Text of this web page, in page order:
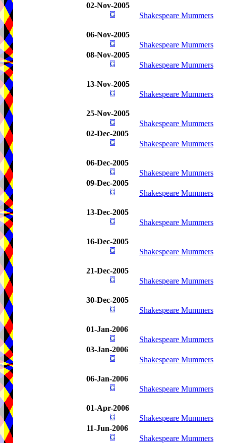
02-Nov-2005
Shakespeare Mummers
06-Nov-2005
Shakespeare Mummers
08-Nov-2005
Shakespeare Mummers
13-Nov-2005
Shakespeare Mummers
25-Nov-2005
Shakespeare Mummers
02-Dec-2005
Shakespeare Mummers
06-Dec-2005
Shakespeare Mummers
09-Dec-2005
Shakespeare Mummers
13-Dec-2005
Shakespeare Mummers
16-Dec-2005
Shakespeare Mummers
21-Dec-2005
Shakespeare Mummers
30-Dec-2005
Shakespeare Mummers
01-Jan-2006
Shakespeare Mummers
03-Jan-2006
Shakespeare Mummers
06-Jan-2006
Shakespeare Mummers
01-Apr-2006
Shakespeare Mummers
11-Jun-2006
Shakespeare Mummers